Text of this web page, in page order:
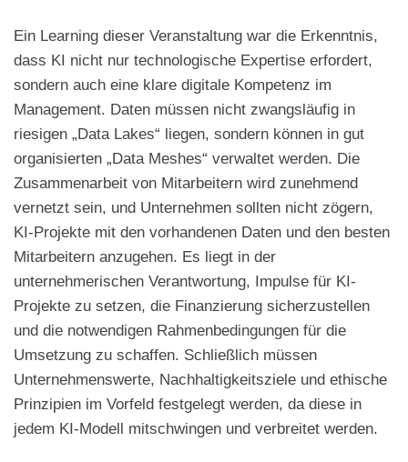
Ein Learning dieser Veranstaltung war die Erkenntnis,
dass KI nicht nur technologische Expertise erfordert,
sondern auch eine klare digitale Kompetenz im
Management. Daten müssen nicht zwangsläufig in
riesigen „Data Lakes“ liegen, sondern können in gut
organisierten „Data Meshes“ verwaltet werden. Die
Zusammenarbeit von Mitarbeitern wird zunehmend
vernetzt sein, und Unternehmen sollten nicht zögern,
KI-Projekte mit den vorhandenen Daten und den besten
Mitarbeitern anzugehen. Es liegt in der
unternehmerischen Verantwortung, Impulse für KI-
Projekte zu setzen, die Finanzierung sicherzustellen
und die notwendigen Rahmenbedingungen für die
Umsetzung zu schaffen. Schließlich müssen
Unternehmenswerte, Nachhaltigkeitsziele und ethische
Prinzipien im Vorfeld festgelegt werden, da diese in
jedem KI-Modell mitschwingen und verbreitet werden.